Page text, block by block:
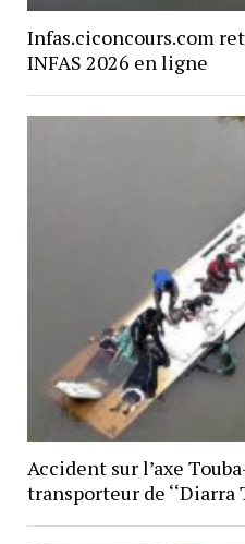
Infas.ciconcours.com
INFAS 2026 en ligne
Accident sur l’axe
transporteur de ‘‘Diarra